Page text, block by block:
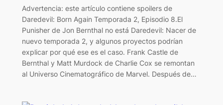
Advertencia: este artículo contiene spoilers de
Daredevil: Born Again Temporada 2, Episodio 8.El
Punisher de Jon Bernthal no está Daredevil: Nacer de
nuevo temporada 2, y algunos proyectos podrían
explicar por qué ese es el caso. Frank Castle de
Bernthal y Matt Murdock de Charlie Cox se remontan
al Universo Cinematográfico de Marvel. Después de…